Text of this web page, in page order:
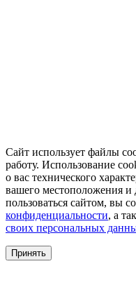
Сайт использует файлы
работу. Использование
о вас технического
вашего местоположения
пользоваться сайтом, вы
конфиденциальности, а
своих персональных
Принять